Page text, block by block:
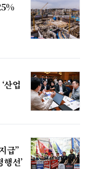
산업
급”
선’